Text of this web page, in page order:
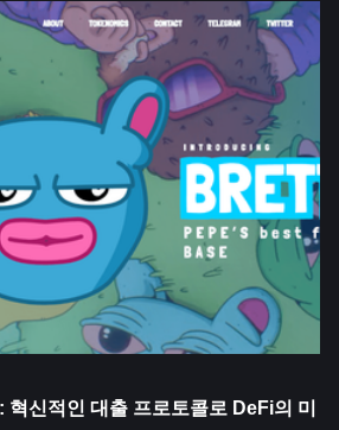
신적인 대출 프로토콜로 DeFi의 미